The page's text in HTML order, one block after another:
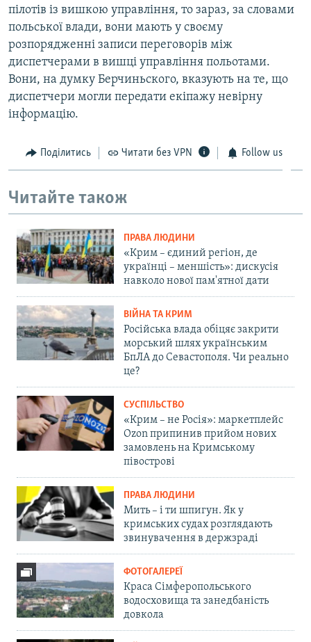
пілотів із вишкою управління, то зараз, за словами
польської влади, вони мають у своєму
розпорядженні записи переговорів між
диспетчерами в вишці управління польотами.
Вони, на думку Берчиньского, вказують на те, що
диспетчери могли передати екіпажу невірну
інформацію.
Поділитись Читати без VPN Follow us
Читайте також
ПРАВА ЛЮДИНИ
«Крим – єдиний регіон, де
українці – меншість»: дискусія
навколо нової пам'ятної дати
ВІЙНА ТА КРИМ
Російська влада обіцяє закрити
морський шлях українським
БпЛА до Севастополя. Чи реально
це?
СУСПІЛЬСТВО
«Крим – не Росія»: маркетплейс
Ozon припинив прийом нових
замовлень на Кримському
півострові
ПРАВА ЛЮДИНИ
Мить – і ти шпигун. Як у
кримських судах розглядають
звинувачення в держзраді
ФОТОГАЛЕРЕЇ
Краса Сімферопольського
водосховища та занедбаність
довкола